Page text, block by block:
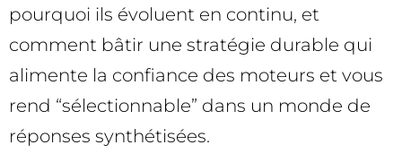
pourquoi ils évoluent en continu, et
comment bâtir une stratégie durable qui
alimente la confiance des moteurs et vous
rend “sélectionnable” dans un monde de
réponses synthétisées.